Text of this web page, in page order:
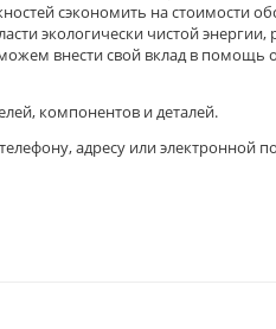
сэкономить на стоимости
экологически чистой энергии,
внести свой вклад в
компонентов и деталей.
адресу или электронной